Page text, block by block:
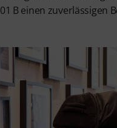
01 B einen zuverlässigen